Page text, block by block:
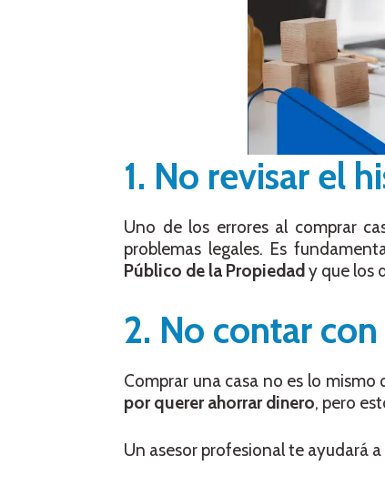
1. No revisar el
Uno de los errores al comprar
problemas legales. Es
Público de la Propiedad y que los
2. No contar
Comprar una casa no es lo
por querer ahorrar dinero, pero
Un asesor profesional te ayudará